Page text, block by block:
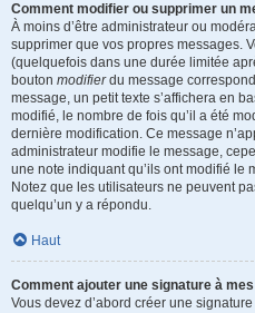
Comment modifier ou supprimer un
À moins d’être administrateur ou
supprimer que vos propres messages.
(quelquefois dans une durée limitée
bouton modifierdu message
message, un petit texte s’affichera en
modifié, le nombre de fois qu’il a été
dernière modification. Ce message
administrateur modifie le message,
une note indiquant qu’ils ont modifié le
Notez que les utilisateurs ne peuvent
quelqu’un y a répondu.
Haut
Comment ajouter une signature à
Vous devez d’abord créer une